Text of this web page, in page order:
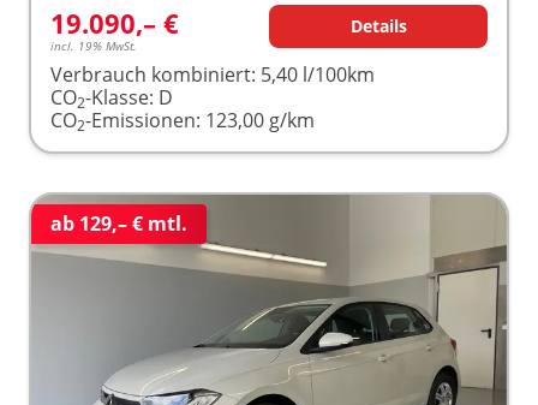
19.090,– €
incl. 19% MwSt.
Details
Verbrauch kombiniert: 5,40 l/100km
CO2-Klasse: D
CO2-Emissionen: 123,00 g/km
ab 129,– € mtl.